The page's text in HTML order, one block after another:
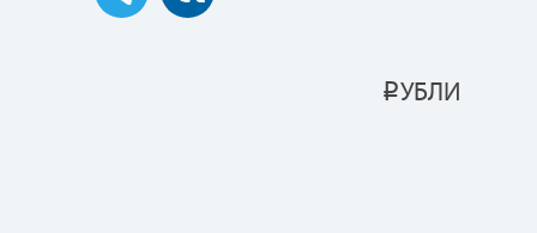
РУБЛИ